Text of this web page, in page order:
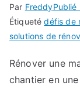
Par Freddy
Étiquetédéfis de
solutions de
Rénover une
chantier en